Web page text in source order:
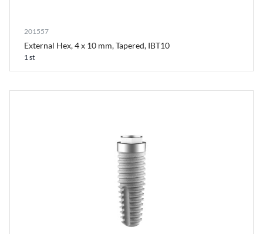
201557
External Hex, 4 x 10 mm, Tapered, IBT10
1 st